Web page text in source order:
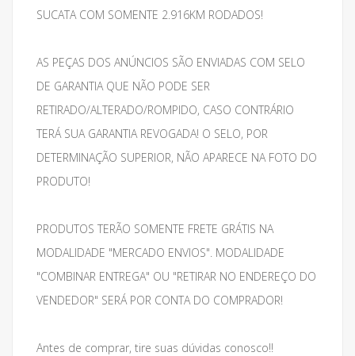
SUCATA COM SOMENTE 2.916KM RODADOS!
AS PEÇAS DOS ANÚNCIOS SÃO ENVIADAS COM SELO
DE GARANTIA QUE NÃO PODE SER
RETIRADO/ALTERADO/ROMPIDO, CASO CONTRÁRIO
TERÁ SUA GARANTIA REVOGADA! O SELO, POR
DETERMINAÇÃO SUPERIOR, NÃO APARECE NA FOTO DO
PRODUTO!
PRODUTOS TERÃO SOMENTE FRETE GRÁTIS NA
MODALIDADE "MERCADO ENVIOS". MODALIDADE
"COMBINAR ENTREGA" OU "RETIRAR NO ENDEREÇO DO
VENDEDOR" SERÁ POR CONTA DO COMPRADOR!
Antes de comprar, tire suas dúvidas conosco!!